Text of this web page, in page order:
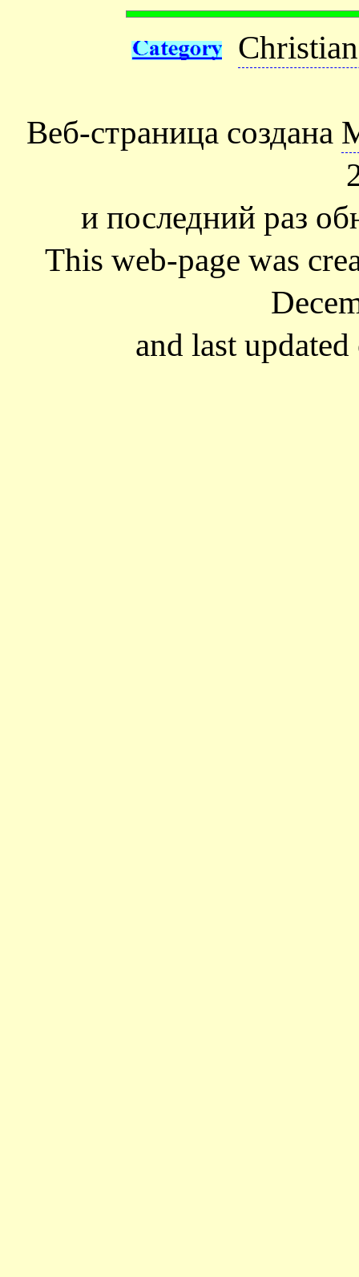
Веб-страница создана
и последний раз
This web-page was
and last